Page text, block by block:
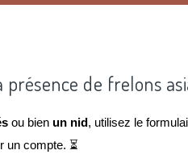
présence de frelons
ou bien un nid, utilisez le
un compte. ⏳